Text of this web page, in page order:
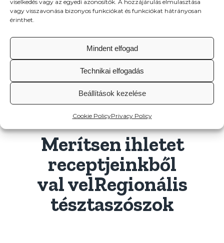
viselkedés vagy az egyedi azonosítók. A hozzájárulás elmulasztása
vagy visszavonása bizonyos funkciókat és funkciókat hátrányosan
érinthet.
Mindent elfogad
Technikai elfogadás
Beállítások kezelése
Cookie PolicyPrivacy Policy
OSZD MEG VAGY NYOMTASD KI EZT A RECEPTET
Merítsen ihletet
receptjeinkből
val velRegionális
tésztaszószok